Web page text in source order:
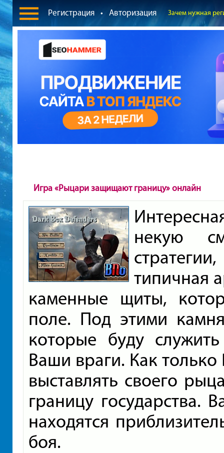
Регистрация • Авторизация Зачем нужная
Игра «Рыцари защищают границу» онлайн
некую
типичная
каменные щиты,
поле. Под этими
которые буду
Ваши враги. Как только
выставлять своего
границу государства.
находятся
боя.